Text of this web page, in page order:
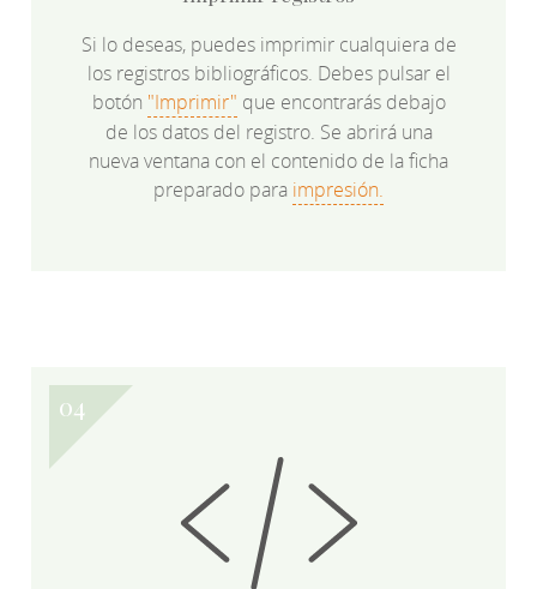
Si lo deseas, puedes imprimir cualquiera de
los registros bibliográficos. Debes pulsar el
botón "Imprimir" que encontrarás debajo
de los datos del registro. Se abrirá una
nueva ventana con el contenido de la ficha
preparado para impresión.